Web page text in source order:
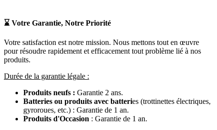
⌛ Votre Garantie, Notre Priorité
Votre satisfaction est notre mission. Nous mettons tout en œuvre
pour résoudre rapidement et efficacement tout problème lié à nos
produits.
Durée de la garantie légale :
Produits neufs : Garantie 2 ans.
Batteries ou produits avec batteries (trottinettes électriques,
gyroroues, etc.) : Garantie de 1 an.
Produits d'Occasion : Garantie de 1 an.